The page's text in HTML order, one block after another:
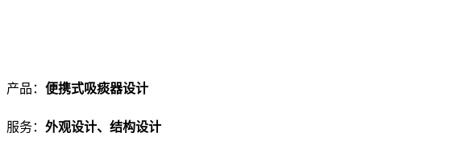
产品： 便携式吸痰器设计
服务： 外观设计、结构设计